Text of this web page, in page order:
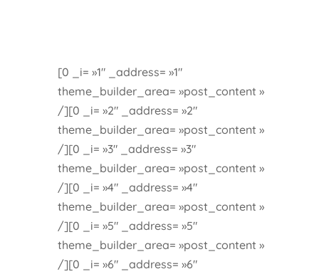
[0 _i= »1″ _address= »1″
theme_builder_area= »post_content »
/][0 _i= »2″ _address= »2″
theme_builder_area= »post_content »
/][0 _i= »3″ _address= »3″
theme_builder_area= »post_content »
/][0 _i= »4″ _address= »4″
theme_builder_area= »post_content »
/][0 _i= »5″ _address= »5″
theme_builder_area= »post_content »
/][0 _i= »6″ _address= »6″